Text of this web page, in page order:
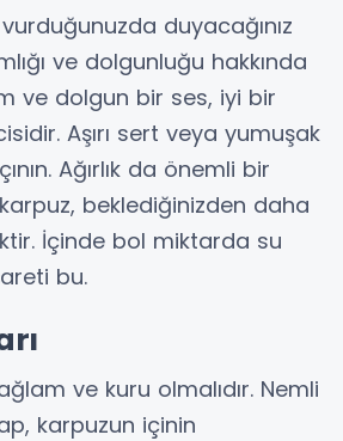
duyacağınız
ve dolgunluğu hakkında
ve dolgun bir ses, iyi bir
Aşırı sert veya yumuşak
Ağırlık da önemli bir
beklediğinizden daha
İçinde bol miktarda su
bu.
ve kuru olmalıdır. Nemli
karpuzun içinin